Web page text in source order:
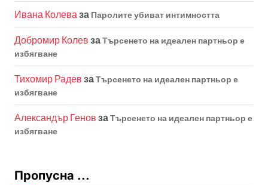
Ивана Колеваза Паролите убиват интимността
Добромир Колев заТърсенето на идеален партньор е
избягване
Тихомир Радев заТърсенето на идеален партньор е
избягване
Александър Генов заТърсенето на идеален партньор е
избягване
Пропусна ...